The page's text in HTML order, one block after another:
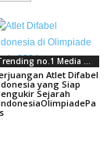
Trending no.1 Media Sosial
Atlet Difabel
yang Siap
Sejarah